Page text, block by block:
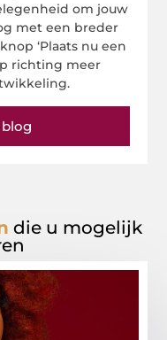
om jouw
met een breder
‘Plaats nu een
richting meer
die u mogelijk